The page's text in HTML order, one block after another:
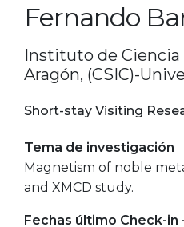
Fernando
Instituto de Ciencia
Aragón, (CSIC)-
Short-stay Visiting
Tema de investigación
Magnetism of noble
and XMCD study.
Fechas último Check-in